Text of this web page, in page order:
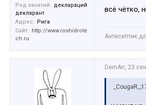
Род занятий: деклараций
декларант
Адрес: Рига
Сайт: http://www.roshidrote
ch.ru
всё чётко,
Антисептик
DemAn, 23